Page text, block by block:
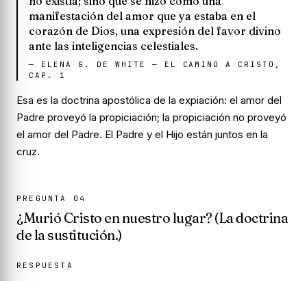
manifestación del amor que ya estaba en el
corazón de Dios, una expresión del favor divino
ante las inteligencias celestiales.
— ELENA G. DE WHITE — EL CAMINO A CRISTO,
CAP. 1
Esa es la doctrina apostólica de la expiación: el amor del
Padre proveyó la propiciación; la propiciación no proveyó
el amor del Padre. El Padre y el Hijo están juntos en la
cruz.
PREGUNTA 04
¿Murió Cristo en nuestro lugar? (La doctrina
de la sustitución.)
RESPUESTA